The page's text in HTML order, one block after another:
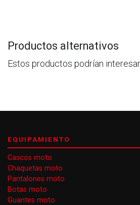
Productos alternativos
Estos productos podrían
EQUIPAMIENTO
Cascos moto
Chaquetas moto
Pantalones moto
Botas moto
Guantes moto